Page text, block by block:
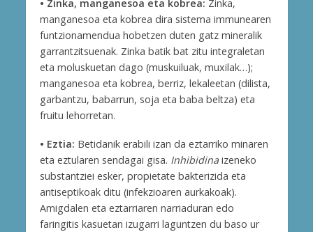
• Zinka, manganesoa eta kobrea: Zinka,
manganesoa eta kobrea dira sistema immunearen
funtzionamendua hobetzen duten gatz mineralik
garrantzitsuenak. Zinka batik bat zitu integraletan
eta moluskuetan dago (muskuiluak, muxilak…);
manganesoa eta kobrea, berriz, lekaleetan (dilista,
garbantzu, babarrun, soja eta baba beltza) eta
fruitu lehorretan.
• Eztia: Betidanik erabili izan da eztarriko minaren
eta eztularen sendagai gisa. Inhibidinaizeneko
substantziei esker, propietate bakterizida eta
antiseptikoak ditu (infekzioaren aurkakoak).
Amigdalen eta eztarriaren narriaduran edo
faringitis kasuetan izugarri laguntzen du baso ur